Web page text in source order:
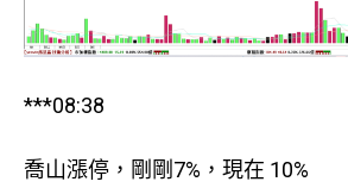
***08:38
喬山漲停，剛剛7%，現在 10%